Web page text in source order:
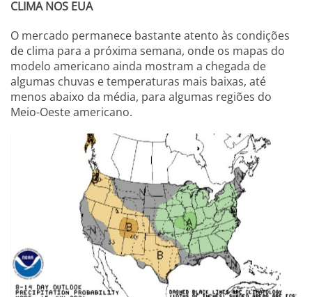
CLIMA NOS EUA
O mercado permanece bastante atento às condições
de clima para a próxima semana, onde os mapas do
modelo americano ainda mostram a chegada de
algumas chuvas e temperaturas mais baixas, até
menos abaixo da média, para algumas regiões do
Meio-Oeste americano.